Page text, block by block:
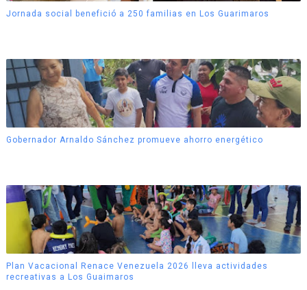
Jornada social benefició a 250 familias en Los Guarimaros
Gobernador Arnaldo Sánchez promueve ahorro energético
Plan Vacacional Renace Venezuela 2026 lleva actividades
recreativas a Los Guaimaros